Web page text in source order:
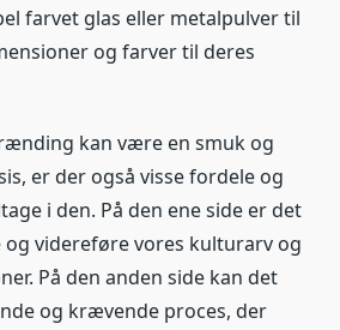
farvet glas eller metalpulver til
og farver til deres
kan være en smuk og
er der også visse fordele og
i den. På den ene side er det
og videreføre vores kulturarv og
På den anden side kan det
og krævende proces, der